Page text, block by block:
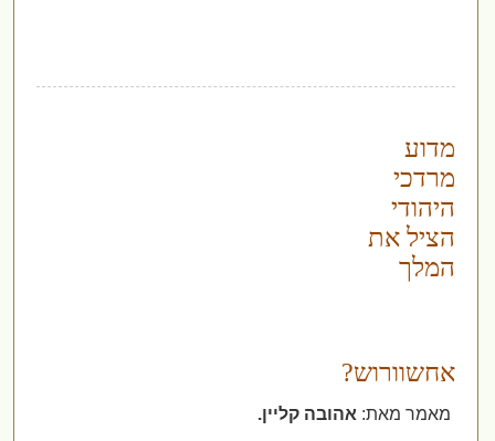
מדוע
מרדכי
היהודי
הציל את
המלך
אחשוורוש?
מאמר מאת:אהובה קליין.